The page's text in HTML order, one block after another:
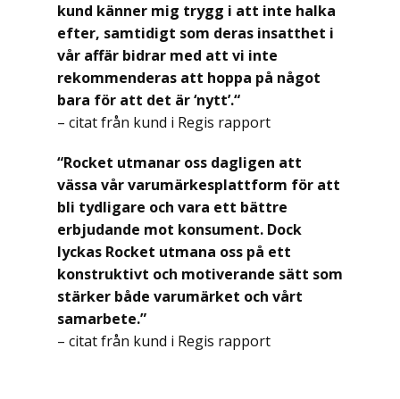
kund känner mig trygg i att inte halka
efter, samtidigt som deras insatthet i
vår affär bidrar med att vi inte
rekommenderas att hoppa på något
bara för att det är ‘nytt’.“
– citat från kund i Regis rapport
“Rocket utmanar oss dagligen att
vässa vår varumärkesplattform för att
bli tydligare och vara ett bättre
erbjudande mot konsument. Dock
lyckas Rocket utmana oss på ett
konstruktivt och motiverande sätt som
stärker både varumärket och vårt
samarbete.”
– citat från kund i Regis rapport